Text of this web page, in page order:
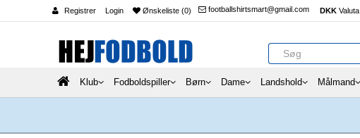
Registrer Login Ønskeliste (0) footballshirtsmart@gmail.com DKK Valuta
Klub Fodboldspiller Børn Dame Landshold Målmand